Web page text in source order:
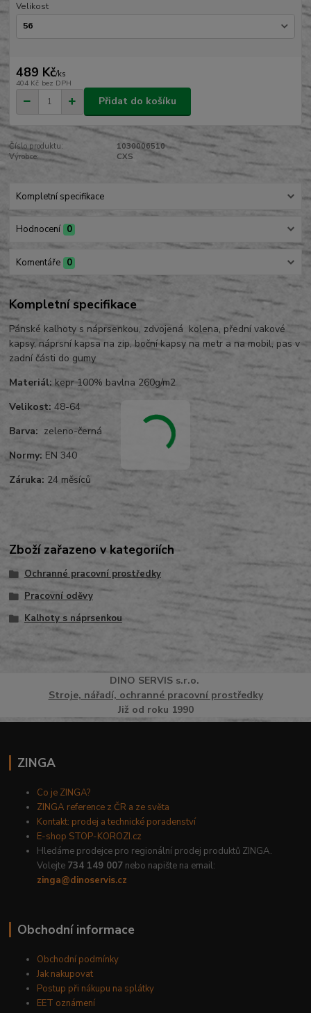
Velikost
489 Kč/ks
404 Kč bez DPH
Přidat do košíku
Číslo produktu:
1030006510
Výrobce:
CXS
Kompletní specifikace
Hodnocení 0
Komentáře 0
Kompletní specifikace
Pánské kalhoty s náprsenkou, zdvojená kolena, přední vakové
kapsy, náprsní kapsa na zip, boční kapsy na metr a na mobil, pas v
zadní části do gumy
Materiál: kepr 100% bavlna 260g/m2
Velikost: 48-64
Barva: zeleno-černá
Normy: EN 340
Záruka: 24 měsíců
Zboží zařazeno v kategoriích
Ochranné pracovní prostředky
Pracovní oděvy
Kalhoty s náprsenkou
DINO SERVISs.r.o.
Stroje, nářadí, ochranné pracovní prostředky
Již od roku 1990
ZINGA
Co je ZINGA?
ZINGA reference z ČR a ze světa
Kontakt: prodej a technické poradenství
E-shop STOP-KOROZI.cz
Hledáme prodejce pro regionální prodej produktů ZINGA.
Volejte 734 149 007 nebo napište na email:
zinga@dinoservis.cz
Obchodní informace
Obchodní podmínky
Jak nakupovat
Postup při nákupu na splátky
EET oznámení